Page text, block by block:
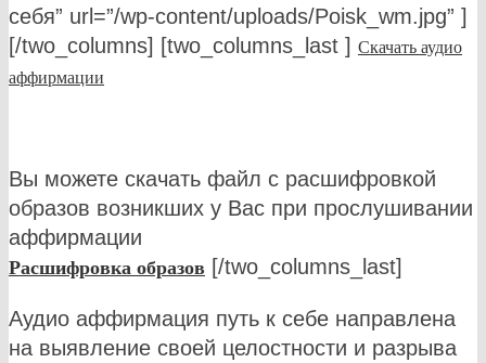
себя” url=”/wp-content/uploads/Poisk_wm.jpg” ]
[/two_columns] [two_columns_last ] Скачать аудио
аффирмации
Вы можете скачать файл с расшифровкой
образов возникших у Вас при прослушивании
аффирмации
Расшифровка образов [/two_columns_last]
Аудио аффирмация путь к себе направлена
на выявление своей целостности и разрыва